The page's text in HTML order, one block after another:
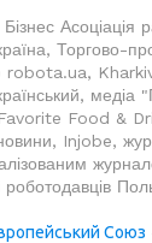
Торгово-
медіа
Food &
новини, Injobe,
роботодавців
Союз